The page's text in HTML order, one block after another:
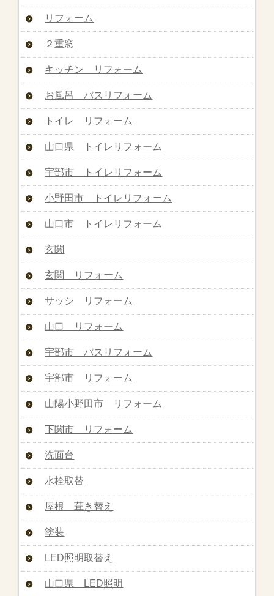
リフォーム
２重窓
キッチン リフォーム
お風呂 バスリフォーム
トイレ リフォーム
山口県 トイレリフォーム
宇部市 トイレリフォーム
小野田市 トイレリフォーム
山口市 トイレリフォーム
玄関
玄関 リフォーム
サッシ リフォーム
山口 リフォーム
宇部市 バスリフォーム
宇部市 リフォーム
山陽小野田市 リフォーム
下関市 リフォーム
洗面台
水栓取替
屋根 葺き替え
塗装
LED照明取替え
山口県 LED照明